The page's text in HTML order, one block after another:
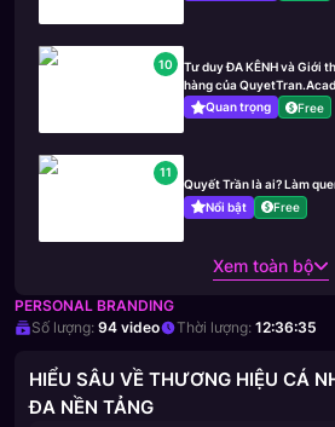
10
Tư duy ĐA KÊNH và Giới
hàng của
Quan trọng
Free
11
Quyết Trần là ai? Làm
Nổi bật
Free
Xem toàn bộ
PERSONAL BRANDING
Số lượng: 94 video Thời lượng: 12:36:35
HIỂU SÂU VỀ THƯƠNG HIỆU CÁ
ĐA NỀN TẢNG